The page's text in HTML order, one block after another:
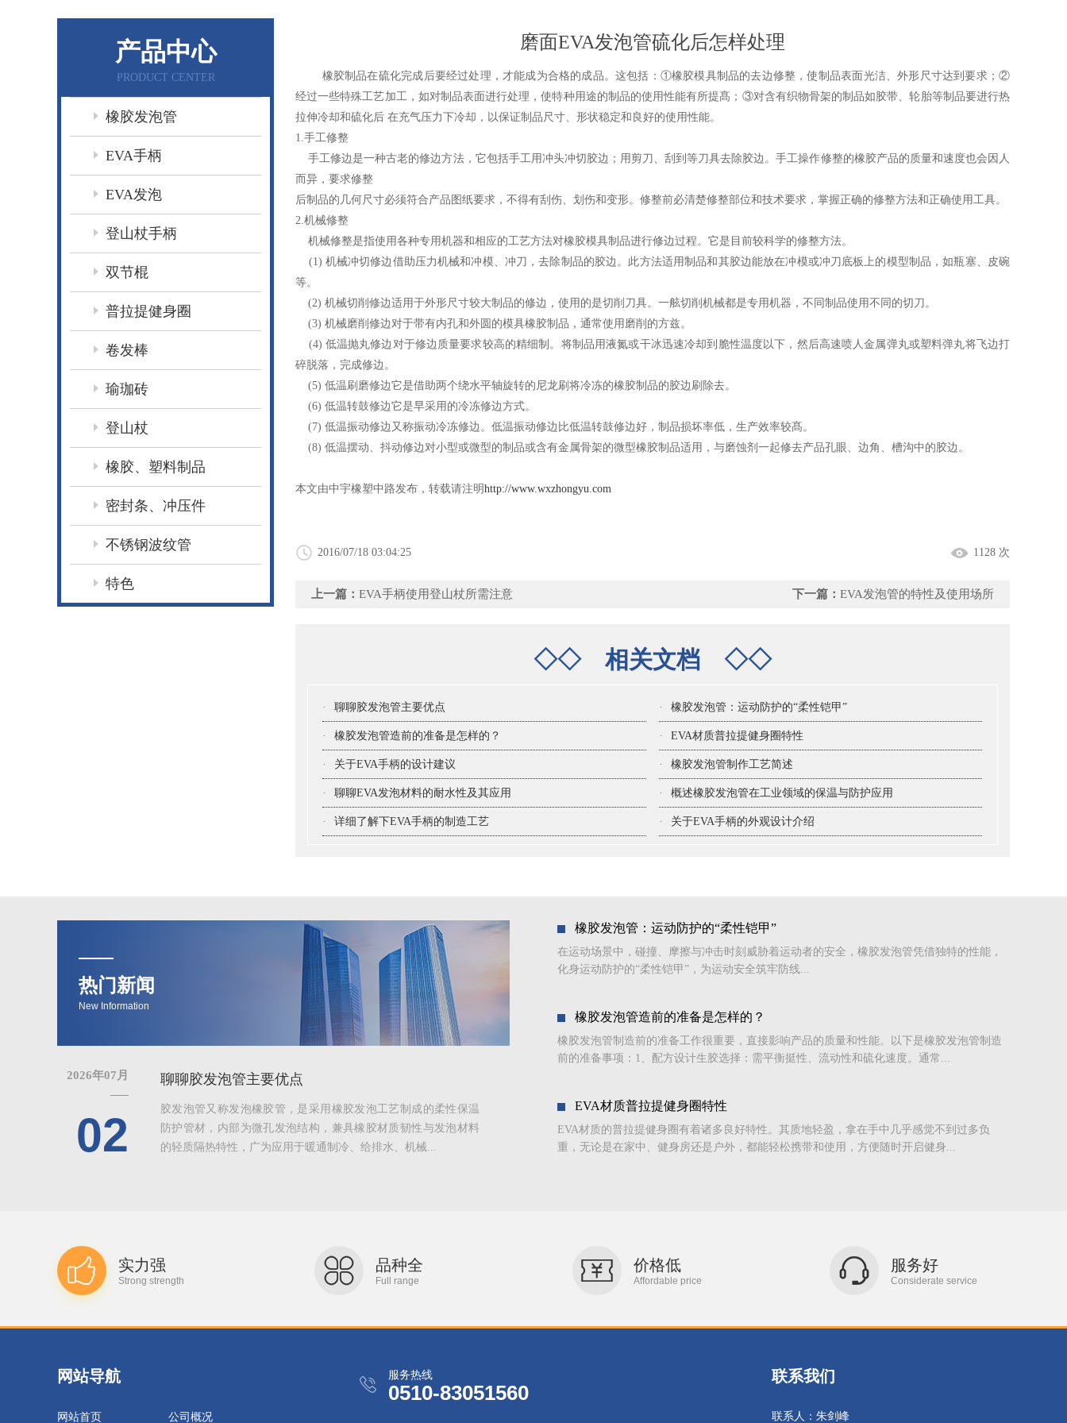
产品中心
PRODUCT CENTER
橡胶发泡管
EVA手柄
EVA发泡
登山杖手柄
双节棍
普拉提健身圈
卷发棒
瑜珈砖
登山杖
橡胶、塑料制品
密封条、冲压件
不锈钢波纹管
特色
磨面EVA发泡管硫化后怎样处理
橡胶制品在硫化完成后要经过处理，才能成为合格的成品。这包括：①橡胶模具制品的去边修整，使制品表面光洁、外形尺寸达到要求；②
经过一些特殊工艺加工，如对制品表面进行处理，使特种用途的制品的使用性能有所提髙；③对含有织物骨架的制品如胶带、轮胎等制品要进行热
拉伸冷却和硫化后 在充气压力下冷却，以保证制品尺寸、形状稳定和良好的使用性能。
1.手工修整
手工修边是一种古老的修边方法，它包括手工用冲头冲切胶边；用剪刀、刮到等刀具去除胶边。手工操作修整的橡胶产品的质量和速度也会因人
而异，要求修整
后制品的几何尺寸必须符合产品图纸要求，不得有刮伤、划伤和变形。修整前必清楚修整部位和技术要求，掌握正确的修整方法和正确使用工具。
2.机械修整
机械修整是指使用各种专用机器和相应的工艺方法对橡胶模具制品进行修边过程。它是目前较科学的修整方法。
(1) 机械冲切修边借助压力机械和冲模、冲刀，去除制品的胶边。此方法适用制品和其胶边能放在冲模或冲刀底板上的模型制品，如瓶塞、皮碗
等。
(2) 机械切削修边适用于外形尺寸较大制品的修边，使用的是切削刀具。一舷切削机械都是专用机器，不同制品使用不同的切刀。
(3) 机械磨削修边对于带有内孔和外圆的模具橡胶制品，通常使用磨削的方兹。
(4) 低温抛丸修边对于修边质量要求较高的精细制。将制品用液氮或干冰迅速冷却到脆性温度以下，然后高速喷人金属弹丸或塑料弹丸将飞边打
碎脱落，完成修边。
(5) 低温刷磨修边它是借助两个绕水平轴旋转的尼龙刷将冷冻的橡胶制品的胶边刷除去。
(6) 低温转鼓修边它是早采用的冷冻修边方式。
(7) 低温振动修边又称振动冷冻修边。低温振动修边比低温转鼓修边好，制品损坏率低，生产效率较髙。
(8) 低温摆动、抖动修边对小型或微型的制品或含有金属骨架的微型橡胶制品适用，与磨蚀剂一起修去产品孔眼、边角、槽沟中的胶边。
本文由中宇橡塑中路发布，转载请注明http://www.wxzhongyu.com
2016/07/18 03:04:25 1128 次
上一篇： EVA手柄使用登山杖所需注意 下一篇： EVA发泡管的特性及使用场所
◇◇相关文档 ◇◇
· 聊聊胶发泡管主要优点 · 橡胶发泡管：运动防护的“柔性铠甲”
· 橡胶发泡管造前的准备是怎样的？ · EVA材质普拉提健身圈特性
· 关于EVA手柄的设计建议 · 橡胶发泡管制作工艺简述
· 聊聊EVA发泡材料的耐水性及其应用 · 概述橡胶发泡管在工业领域的保温与防护应用
· 详细了解下EVA手柄的制造工艺 · 关于EVA手柄的外观设计介绍
热门新闻
New Information
2026年07月
02
聊聊胶发泡管主要优点
胶发泡管又称发泡橡胶管，是采用橡胶发泡工艺制成的柔性保温
防护管材，内部为微孔发泡结构，兼具橡胶材质韧性与发泡材料
的轻质隔热特性，广为应用于暖通制冷、给排水、机械...
橡胶发泡管：运动防护的“柔性铠甲”
在运动场景中，碰撞、摩擦与冲击时刻威胁着运动者的安全，橡胶发泡管凭借独特的性能，
化身运动防护的“柔性铠甲”，为运动安全筑牢防线...
橡胶发泡管造前的准备是怎样的？
橡胶发泡管制造前的准备工作很重要，直接影响产品的质量和性能。以下是橡胶发泡管制造
前的准备事项：1、配方设计生胶选择：需平衡挺性、流动性和硫化速度。通常...
EVA材质普拉提健身圈特性
EVA材质的普拉提健身圈有着诸多良好特性。其质地轻盈，拿在手中几乎感觉不到过多负
重，无论是在家中、健身房还是户外，都能轻松携带和使用，方便随时开启健身...
实力强
Strong strength
品种全
Full range
价格低
Affordable price
服务好
Considerate service
网站导航
网站首页 公司概况
服务热线
0510-83051560
联系我们
联系人：朱剑峰